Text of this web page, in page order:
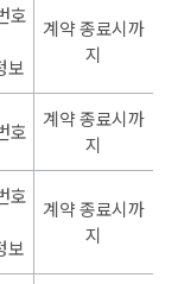
호
보
계약 종료시까
지
호
계약 종료시까
지
호
보
계약 종료시까
지